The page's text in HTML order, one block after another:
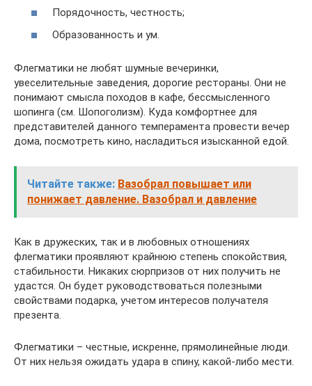
Порядочность, честность;
Образованность и ум.
Флегматики не любят шумные вечеринки,
увеселительные заведения, дорогие рестораны. Они не
понимают смысла походов в кафе, бессмысленного
шопинга (см. Шопоголизм). Куда комфортнее для
представителей данного темперамента провести вечер
дома, посмотреть кино, насладиться изысканной едой.
Читайте также: Вазобрал повышает или
понижает давление. Вазобрал и давление
Как в дружеских, так и в любовных отношениях
флегматики проявляют крайнюю степень спокойствия,
стабильности. Никаких сюрпризов от них получить не
удастся. Он будет руководствоваться полезными
свойствами подарка, учетом интересов получателя
презента.
Флегматики – честные, искренне, прямолинейные люди.
От них нельзя ожидать удара в спину, какой-либо мести.